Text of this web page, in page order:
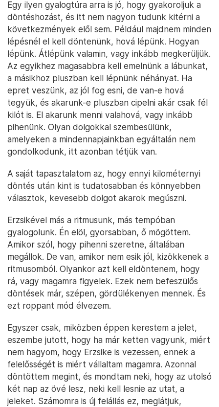
Egy ilyen gyalogtúra arra is jó, hogy gyakoroljuk a
döntéshozást, és itt nem nagyon tudunk kitérni a
következmények elől sem. Például majdnem minden
lépésnél el kell döntenünk, hová lépünk. Hogyan
lépünk. Átlépünk valamin, vagy inkább megkerüljük.
Az egyikhez magasabbra kell emelnünk a lábunkat,
a másikhoz pluszban kell lépnünk néhányat. Ha
epret veszünk, az jól fog esni, de van-e hová
tegyük, és akarunk-e pluszban cipelni akár csak fél
kilót is. El akarunk menni valahová, vagy inkább
pihenünk. Olyan dolgokkal szembesülünk,
amelyeken a mindennapjainkban egyáltalán nem
gondolkodunk, itt azonban tétjük van.
A saját tapasztalatom az, hogy ennyi kilométernyi
döntés után kint is tudatosabban és könnyebben
választok, kevesebb dolgot akarok megúszni.
Erzsikével más a ritmusunk, más tempóban
gyalogolunk. Én elöl, gyorsabban, ő mögöttem.
Amikor szól, hogy pihenni szeretne, általában
megállok. De van, amikor nem esik jól, kizökkenek a
ritmusomból. Olyankor azt kell eldöntenem, hogy
rá, vagy magamra figyelek. Ezek nem befeszülős
döntések már, szépen, gördülékenyen mennek. És
ezt roppant mód élvezem.
Egyszer csak, miközben éppen kerestem a jelet,
eszembe jutott, hogy ha már ketten vagyunk, miért
nem hagyom, hogy Erzsike is vezessen, ennek a
felelősségét is miért vállaltam magamra. Azonnal
döntöttem megint, és mondtam neki, hogy az utolsó
két nap az övé lesz, neki kell lesnie az utat, a
jeleket. Számomra is új felállás ez, meglátjuk,